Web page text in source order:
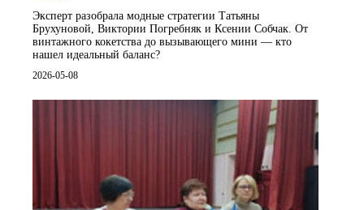
Эксперт разобрала модные стратегии Татьяны
Брухуновой, Виктории Погребняк и Ксении Собчак. От
винтажного кокетства до вызывающего мини — кто
нашел идеальный баланс?
2026-05-08